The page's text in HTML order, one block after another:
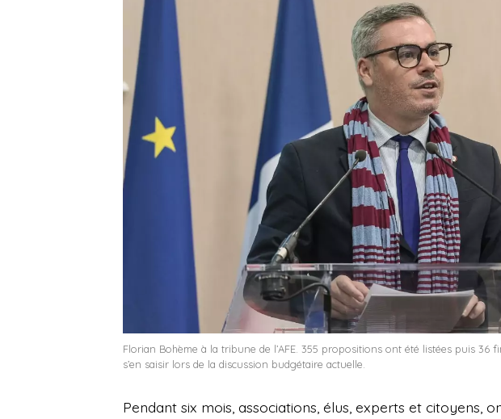
Florian Bohème à la tribune de l’AFE. 355 propositions ont été listées puis 36
s’en saisir lors de la discussion budgétaire actuelle.
Pendant six mois, associations, élus, experts et citoyens,